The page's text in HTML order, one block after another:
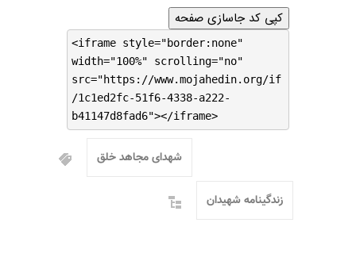
کپی کد جاسازی صفحه
<iframe style="border:none"
width="100%" scrolling="no"
src="https://www.mojahedin.org/if
/1c1ed2fc-51f6-4338-a222-
b41147d8fad6"></iframe>
شهدای مجاهد خلق
زندگینامه شهیدان